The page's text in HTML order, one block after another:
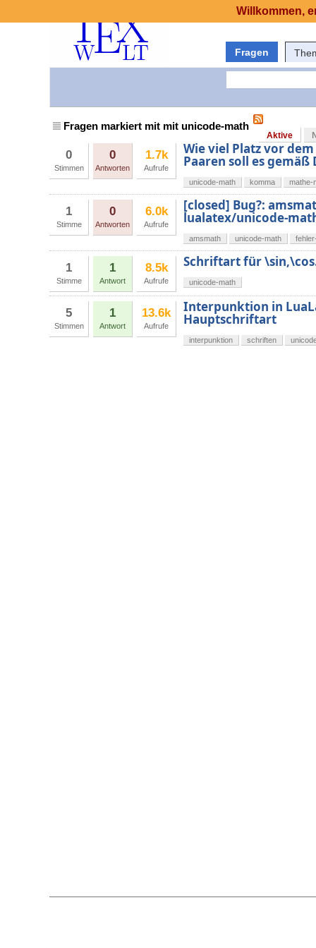
Fragen
Fragen markiert mit mit unicode-math
Aktive
0
Stimmen
0
Antworten
1.7k
Aufrufe
Wie viel Platz vor
Paaren soll es gemäß
unicode-math komma mathe-
1
Stimme
0
Antworten
6.0k
Aufrufe
[closed] Bug?:
lualatex/unicode-
amsmath unicode-math
1
Stimme
1
Antwort
8.5k
Aufrufe
Schriftart für
unicode-math
5
Stimmen
1
Antwort
13.6k
Aufrufe
Interpunktion in
Hauptschriftart
interpunktion schriften
Willkommen,